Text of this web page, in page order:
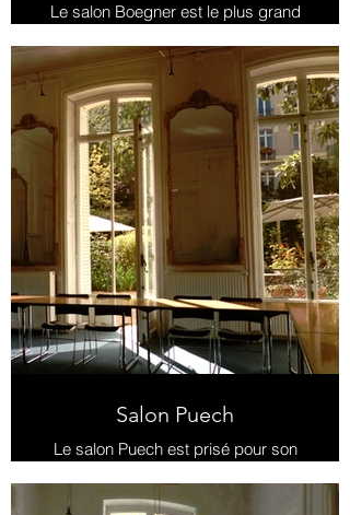
Le salon Boegner est le plus grand
espace disponible à la location. Il
peut accueillir entre 32 et 80
personnes et il est possible de
l'agencer de diverses manières
pour optimiser l'espace selon vos
besoins .
Un accès au jardin est possible
depuis le salon.
Salon Puech
Le salon Puech est prisé pour son
élégance et sa superficie. Il peut
accueillir entre 24 et 40 personnes.